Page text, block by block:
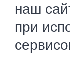
наш
при